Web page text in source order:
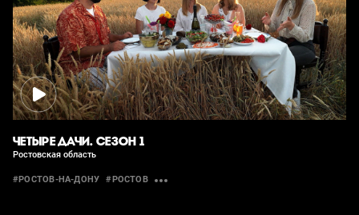
ЧЕТЫРЕ ДАЧИ. СЕЗОН 1
Ростовская область
#РОСТОВ-НА-ДОНУ #РОСТОВ